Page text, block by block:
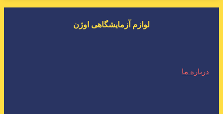
لوازم آزمایشگاهی اوژن
درباره ما